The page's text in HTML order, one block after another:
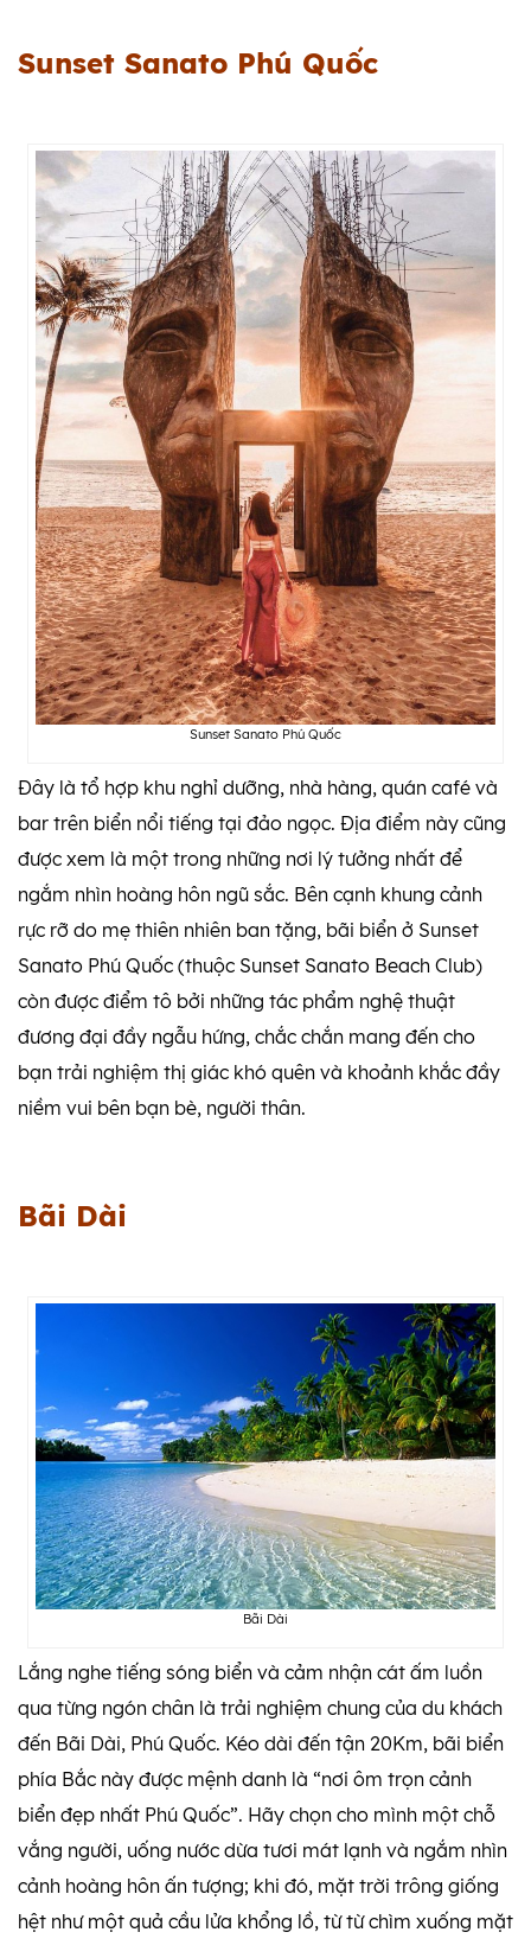
Sunset Sanato Phú Quốc
Sunset Sanato Phú Quốc
Đây là tổ hợp khu nghỉ dưỡng, nhà hàng, quán café và
bar trên biển nổi tiếng tại đảo ngọc. Địa điểm này cũng
được xem là một trong những nơi lý tưởng nhất để
ngắm nhìn hoàng hôn ngũ sắc. Bên cạnh khung cảnh
rực rỡ do mẹ thiên nhiên ban tặng, bãi biển ở Sunset
Sanato Phú Quốc (thuộc Sunset Sanato Beach Club)
còn được điểm tô bởi những tác phẩm nghệ thuật
đương đại đầy ngẫu hứng, chắc chắn mang đến cho
bạn trải nghiệm thị giác khó quên và khoảnh khắc đầy
niềm vui bên bạn bè, người thân.
Bãi Dài
Bãi Dài
Lắng nghe tiếng sóng biển và cảm nhận cát ấm luồn
qua từng ngón chân là trải nghiệm chung của du khách
đến Bãi Dài, Phú Quốc. Kéo dài đến tận 20Km, bãi biển
phía Bắc này được mệnh danh là “nơi ôm trọn cảnh
biển đẹp nhất Phú Quốc”. Hãy chọn cho mình một chỗ
vắng người, uống nước dừa tươi mát lạnh và ngắm nhìn
cảnh hoàng hôn ấn tượng; khi đó, mặt trời trông giống
hệt như một quả cầu lửa khổng lồ, từ từ chìm xuống mặt